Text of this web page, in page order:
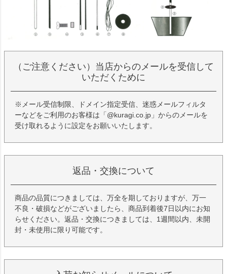
（ご注意ください）当店からのメールを受信して
いただくために
※メール受信制限、ドメイン指定受信、迷惑メールフィルタ
ーなどをご利用のお客様は「@kuragi.co.jp」からのメールを
受け取れるように設定をお願いいたします。
返品・交換について
商品の品質につきましては、万全を期しておりますが、万一
不良・破損などがございましたら、商品到着後7日以内にお知
らせください。返品・交換につきましては、1週間以内、未開
封・未使用に限り可能です。